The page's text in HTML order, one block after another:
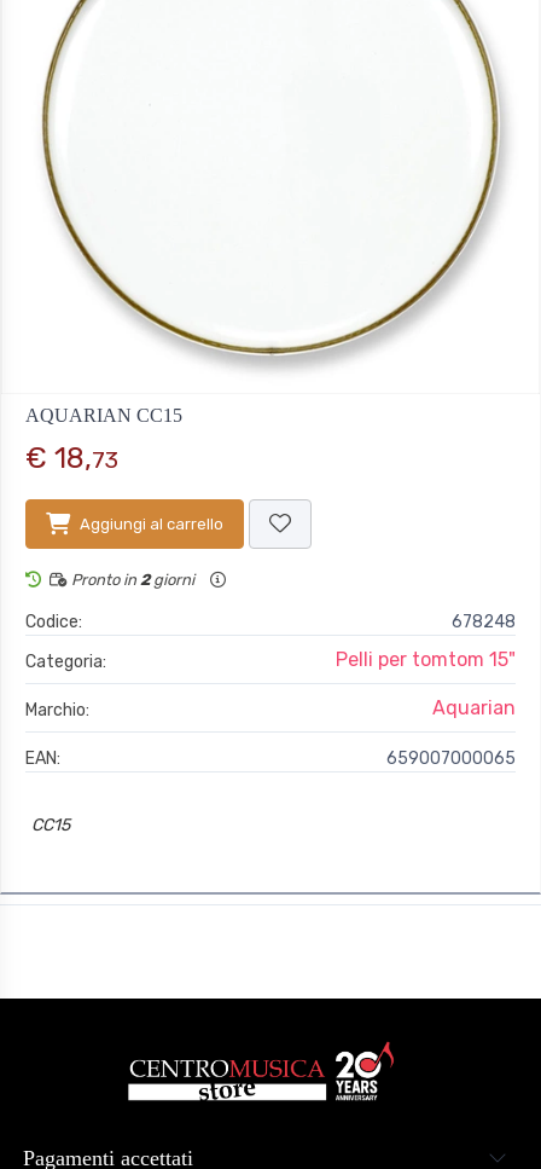
AQUARIAN CC15
€ 18,73
Aggiungi al carrello
Pronto in 2giorni
Codice:
678248
Categoria:
Pelli per tomtom 15"
Marchio: Aquarian
EAN: 659007000065
CC15
Pagamenti accettati